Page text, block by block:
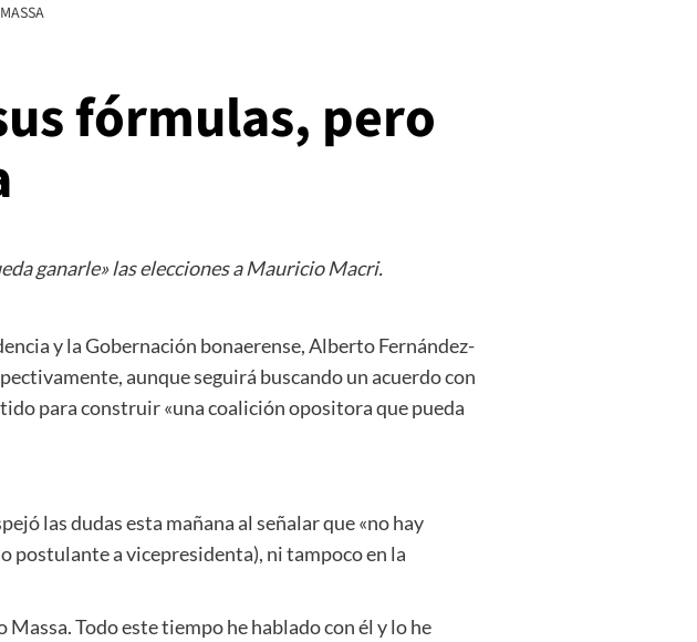
fórmulas, pero
ganarle» las elecciones a Mauricio Macri.
y la Gobernación bonaerense, Alberto Fernández-
aunque seguirá buscando un acuerdo con
para construir «una coalición opositora que pueda
las dudas esta mañana al señalar que «no hay
a vicepresidenta), ni tampoco en la
Todo este tiempo he hablado con él y lo he